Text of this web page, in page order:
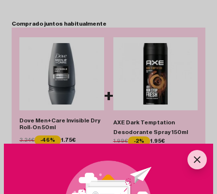
Comprado juntos habitualmente
Dove Men+Care Invisible Dry
Roll-On 50ml
3.24€ -46% 1.75€
+
AXE Dark Temptation
Desodorante Spray 150ml
1.99€ -2% 1.95€
Total 3.70 € Añadir Pack